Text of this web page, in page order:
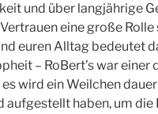
und über langjährige
eine große Rolle
euren Alltag bedeutet
– RoBert’s war
wird ein Weilchen
aufgestellt haben, um die